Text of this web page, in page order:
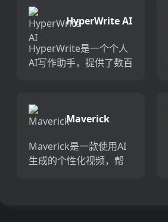
昂成本为目标，让用户
能够轻松创建 AI 主播视
频。HeyG...
HyperWrite AI
HyperWrite是一个个人
AI写作助手，提供了数百
商务沟通等方面工作更
智能、更快速、更轻
Maverick
Maverick是一款使用AI
生成的个性化视频，帮